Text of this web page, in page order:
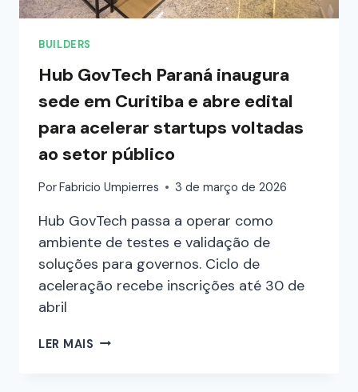
BUILDERS
Hub GovTech Paraná inaugura
sede em Curitiba e abre edital
para acelerar startups voltadas
ao setor público
PorFabricio Umpierres 3 de março de 2026
Hub GovTech passa a operar como
ambiente de testes e validação de
soluções para governos. Ciclo de
aceleração recebe inscrições até 30 de
abril
LER MAIS